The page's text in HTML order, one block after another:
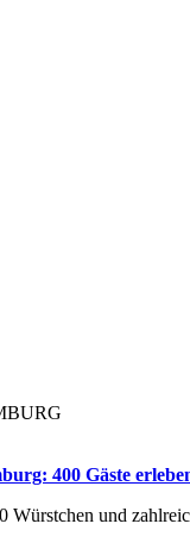
400 Gäste
Würstchen und